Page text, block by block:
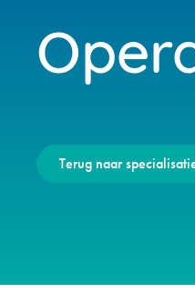
Terug naar